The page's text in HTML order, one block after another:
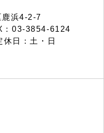
浜4-2-7
03-3854-6124
日：土・日